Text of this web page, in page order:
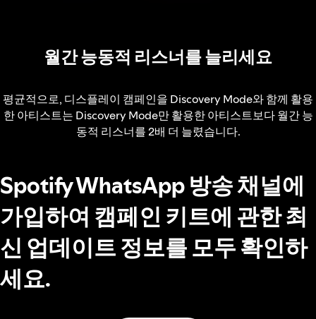
월간 능동적 리스너를 늘리세요
평균적으로, 디스플레이 캠페인을 Discovery Mode와 함께 활용
한 아티스트는 Discovery Mode만 활용한 아티스트보다 월간 능
동적 리스너를 2배 더 늘렸습니다.
Spotify WhatsApp 방송 채널에
가입하여 캠페인 키트에 관한 최
신 업데이트 정보를 모두 확인하
세요.